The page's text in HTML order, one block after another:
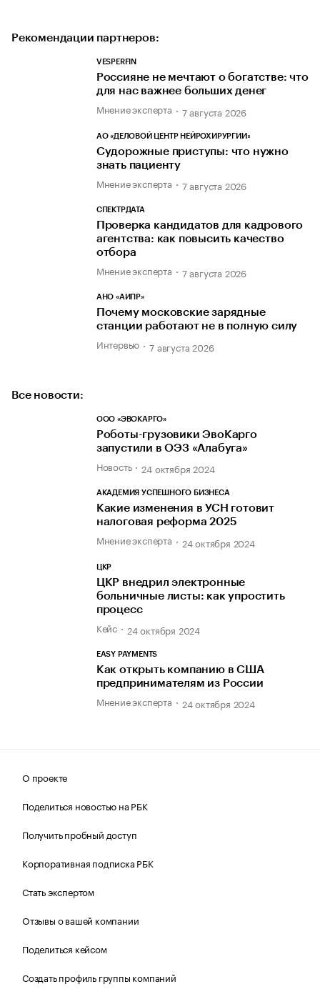
Рекомендации партнеров:
VESPERFIN
Россияне не мечтают о богатстве: что
для нас важнее больших денег
Мнение эксперта 7 августа 2026
АО «ДЕЛОВОЙ ЦЕНТР НЕЙРОХИРУРГИИ»
Судорожные приступы: что нужно
знать пациенту
Мнение эксперта 7 августа 2026
СПЕКТРДАТА
Проверка кандидатов для кадрового
агентства: как повысить качество
отбора
Мнение эксперта 7 августа 2026
АНО «АИПР»
Почему московские зарядные
станции работают не в полную силу
Интервью 7 августа 2026
Все новости:
ООО «ЭВОКАРГО»
Роботы-грузовики ЭвоКарго
запустили в ОЭЗ «Алабуга»
Новость 24 октября 2024
АКАДЕМИЯ УСПЕШНОГО БИЗНЕСА
Какие изменения в УСН готовит
налоговая реформа 2025
Мнение эксперта 24 октября 2024
ЦКР
ЦКР внедрил электронные
больничные листы: как упростить
процесс
Кейс 24 октября 2024
EASY PAYMENTS
Как открыть компанию в США
предпринимателям из России
Мнение эксперта 24 октября 2024
О проекте
Поделиться новостью на РБК
Получить пробный доступ
Корпоративная подписка РБК
Стать экспертом
Отзывы о вашей компании
Поделиться кейсом
Создать профиль группы компаний